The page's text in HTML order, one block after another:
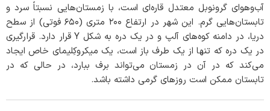
آب‌وهوای گرونوبل معتدل قاره‌ای است، با زمستان‌هایی نسبتاً سرد و
تابستان‌هایی گرم. این شهر در ارتفاع ۲۰۰ متری (۶۵۰ فوتی) از سطح
دریا، در دامنه کوه‌های آلپ و در یک دره به شکل Y قرار دارد. قرارگیری
در یک دره که تنها از یک طرف باز است، یک میکروکِلیمای خاص ایجاد
می‌کند که در آن در زمستان می‌تواند برف ببارد، در حالی که در
تابستان ممکن است روزهای گرمی داشته باشد.